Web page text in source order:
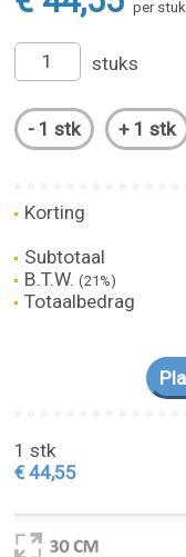
per stuk
stuks
Korting
Subtotaal
B.T.W.(21%)
Totaalbedrag
1 stk
€ 44,55